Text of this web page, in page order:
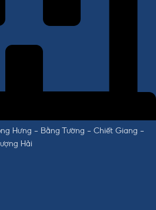
Hưng - Bằng Tường - Chiết Giang -
Hải